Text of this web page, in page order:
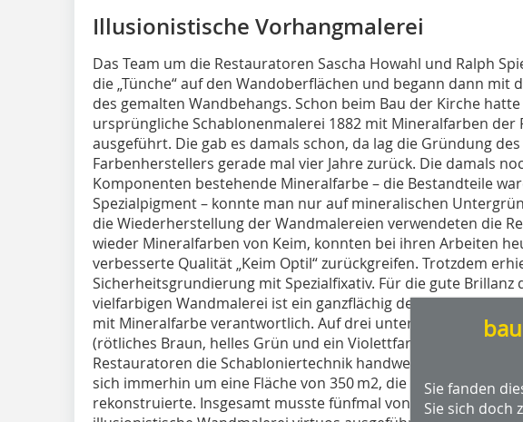
Illusionistische Vorhangmalerei
Das Team um die Restauratoren Sascha Howahl und Ralph
die „Tünche“ auf den Wandoberflächen und begann dann mit
des gemalten Wandbehangs. Schon beim Bau der Kirche
ursprüngliche Schablonenmalerei 1882 mit Mineralfarben der
ausgeführt. Die gab es damals schon, da lag die Gründung
Farbenherstellers gerade mal vier Jahre zurück. Die damals
Komponenten bestehende Mineralfarbe – die Bestandteile
Spezialpigment – konnte man nur auf mineralischen
die Wiederherstellung der Wandmalereien verwendeten die
wieder Mineralfarben von Keim, konnten bei ihren Arbeiten
verbesserte Qualität „Keim Optil“ zurückgreifen. Trotzdem
Sicherheitsgrundierung mit Spezialfixativ. Für die gute Brillanz
vielfarbigen Wandmalerei ist ein ganzflächig deckend
mit Mineralfarbe verantwortlich. Auf drei unterschiedlich
(rötliches Braun, helles Grün und ein Violettfarbton) führte das
Restauratoren die Schabloniertechnik handwerklich gekonnt
sich immerhin um eine Fläche von 350 m2, die man von Hand
rekonstruierte. Insgesamt musste fünfmal von Hand
Sie fanden
Sie sich doch